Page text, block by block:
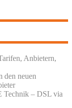
Anbietern,
den neuen
Technik – DSL via